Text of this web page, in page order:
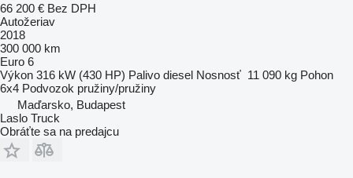
66 200 € Bez DPH
Autožeriav
2018
300 000 km
Euro 6
Výkon 316 kW (430 HP) Palivo diesel Nosnosť 11 090 kg Pohon
6x4 Podvozok pružiny/pružiny
Maďarsko, Budapest
Laslo Truck
Obráťte sa na predajcu